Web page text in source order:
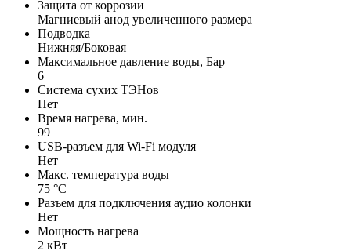
Защита от коррозии
Магниевый анод увеличенного размера
Подводка
Нижняя/Боковая
Максимальное давление воды, Бар
6
Система сухих ТЭНов
Нет
Время нагрева, мин.
99
USB-разъем для Wi-Fi модуля
Нет
Макс. температура воды
75 °С
Разъем для подключения аудио колонки
Нет
Мощность нагрева
2 кВт